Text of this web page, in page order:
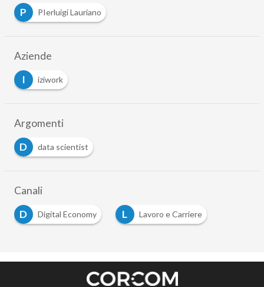
P
PIerluigi Lauriano
Aziende
I
iziwork
Argomenti
D
data scientist
Canali
D
Digital Economy L Lavoro e Carriere